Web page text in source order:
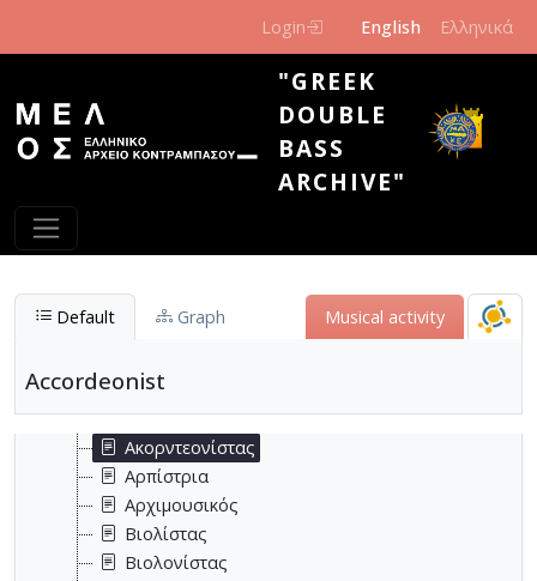
Login English Ελληνικά
"GREEK
DOUBLE
BASS
ARCHIVE"
Default Graph Μusical activity
Accordeonist
Μουσική δραστηριότητα
Ακορντεονίστας
Αρπίστρια
Αρχιμουσικός
Βιολίστας
Βιολονίστας